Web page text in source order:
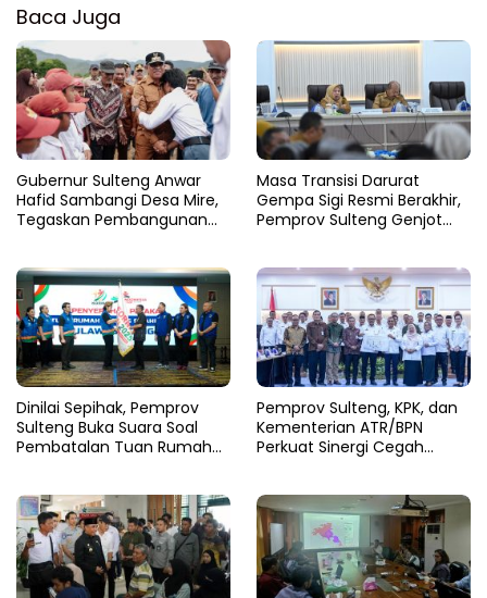
Baca Juga
Gubernur Sulteng Anwar
Hafid Sambangi Desa Mire,
Tegaskan Pembangunan
Masa Transisi Darurat
Gempa Sigi Resmi Berakhir,
Pemprov Sulteng Genjot
Dinilai Sepihak, Pemprov
Sulteng Buka Suara Soal
Pembatalan Tuan Rumah
Pemprov Sulteng, KPK, dan
Kementerian ATR/BPN
Perkuat Sinergi Cegah